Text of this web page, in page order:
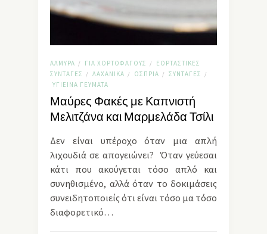
ΑΛΜΥΡΆ / ΓΙΑ ΧΟΡΤΟΦΆΓΟΥΣ /
ΕΟΡΤΑΣΤΙΚΈΣ
ΣΥΝΤΑΓΈΣ
/ ΛΑΧΑΝΙΚΆ / ΌΣΠΡΙΑ / ΣΥΝΤΑΓΈΣ /
ΥΓΙΕΙΝΆ ΓΕΎΜΑΤΑ
Μαύρες Φακές με Καπνιστή
Μελιτζάνα και Μαρμελάδα Τσίλι
Δεν είναι υπέροχο όταν μια απλή
λιχουδιά σε απογειώνει? Όταν γεύεσαι
κάτι που ακούγεται τόσο απλό και
συνηθισμένο, αλλά όταν το δοκιμάσεις
συνειδητοποιείς ότι είναι τόσο μα τόσο
διαφορετικό…